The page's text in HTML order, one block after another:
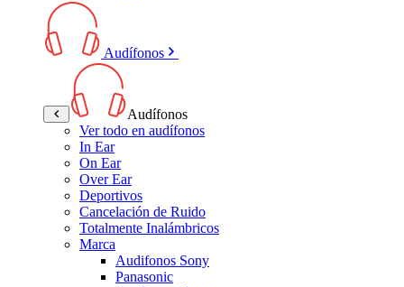
Audífonos
Audífonos
Ver todo en audífonos
In Ear
On Ear
Over Ear
Deportivos
Cancelación de Ruido
Totalmente Inalámbricos
Marca
Audifonos Sony
Panasonic